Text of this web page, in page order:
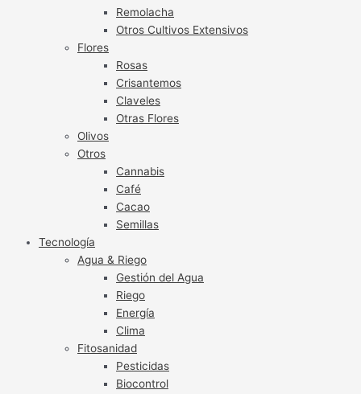
Remolacha
Otros Cultivos Extensivos
Flores
Rosas
Crisantemos
Claveles
Otras Flores
Olivos
Otros
Cannabis
Café
Cacao
Semillas
Tecnología
Agua & Riego
Gestión del Agua
Riego
Energía
Clima
Fitosanidad
Pesticidas
Biocontrol